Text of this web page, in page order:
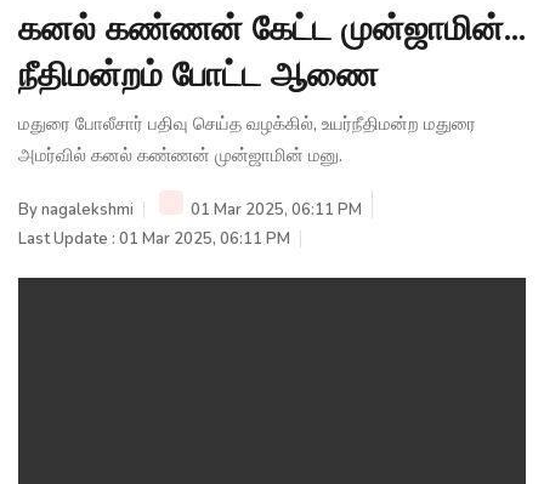
கனல் கண்ணன் கேட்ட முன்ஜாமின்...
நீதிமன்றம் போட்ட ஆணை
மதுரை போலீசார் பதிவு செய்த வழக்கில், உயர்நீதிமன்ற மதுரை
அமர்வில் கனல் கண்ணன் முன்ஜாமின் மனு.
Bynagalekshmi
01 Mar 2025, 06:11 PM
Last Update : 01 Mar 2025, 06:11 PM